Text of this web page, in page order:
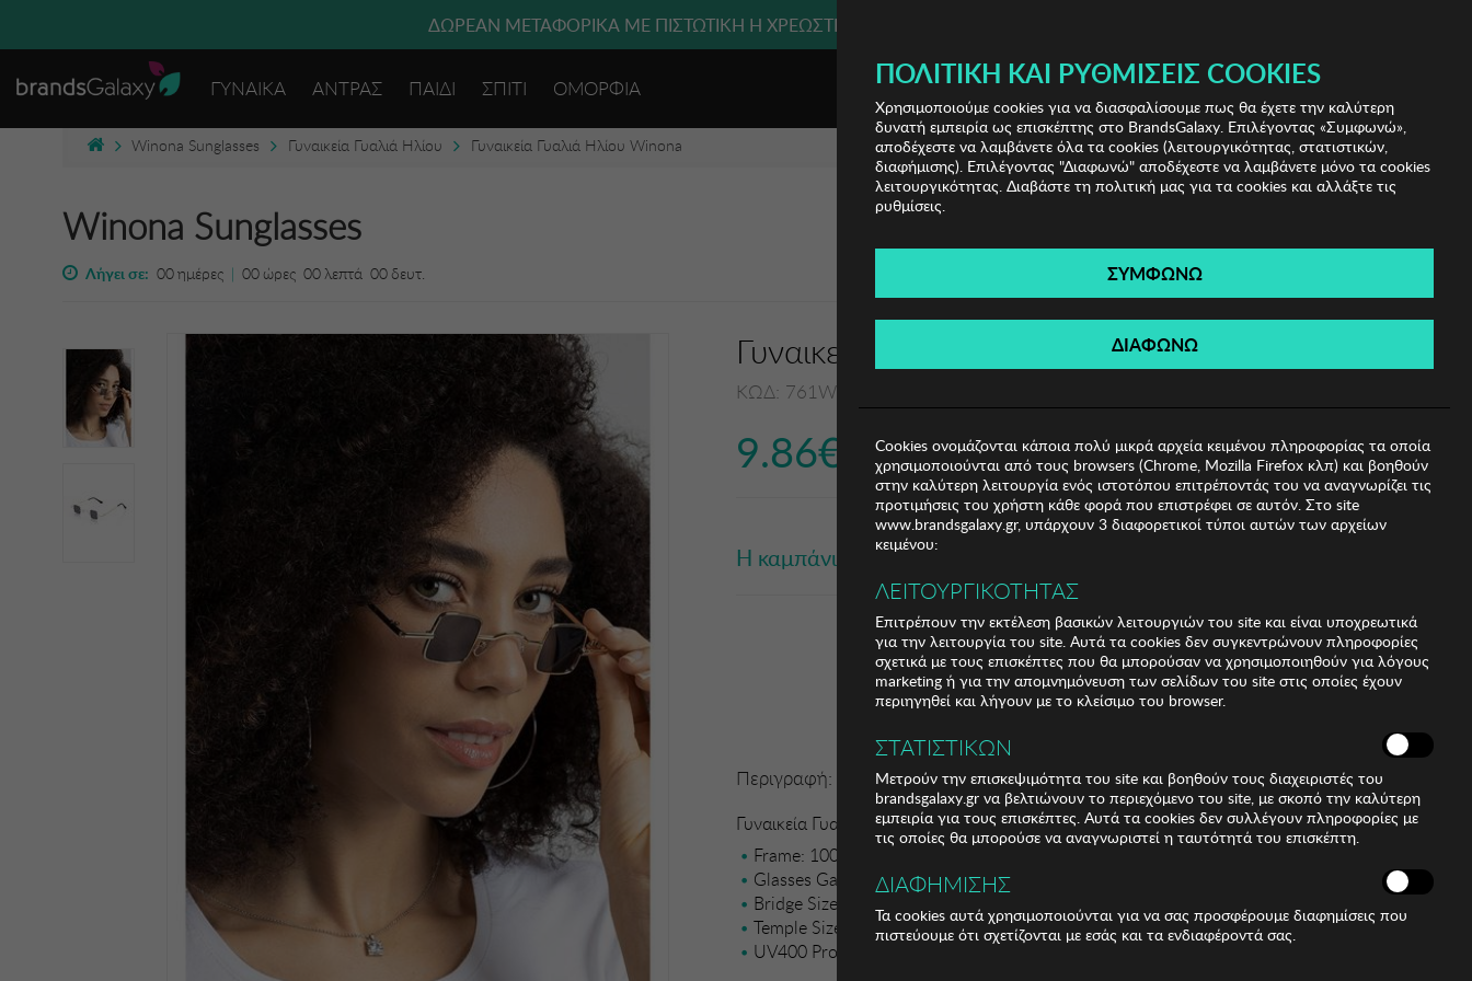
ΔΩΡΕΑΝ ΜΕΤΑΦΟΡΙΚΑ ΜΕ ΑΓΟΡΕΣ ΑΠΌ 49€ ΚΑΙ ΆΝΩ!
ΔΩΡΕΑΝ ΜΕΤΑΦΟΡΙΚΑ ΜΕ ΠΙΣΤΩΤΙΚΗ Ή ΧΡΕΩΣΤΙΚΗ ΚΑΡΤΑ, PAYPAL & IRIS!
ΓΥΝΑΙΚΑ ΑΝΤΡΑΣ ΠΑΙΔΙ ΣΠΙΤΙ ΟΜΟΡΦΙΑ (0)
Winona Sunglasses Γυναικεία Γυαλιά Ηλίου Γυναικεία Γυαλιά Ηλίου Winona
Winona Sunglasses
Λήγει σε: 00ημέρες | 00 ώρες 00λεπτά 00 δευτ.
Γυναικεία Γυαλιά Ηλίου Winona
ΚΩΔ: 761WNA1196
9.86€
Η καμπάνια έχει λήξει
Περιγραφή:
Γυναικεία Γυαλιά Ηλίου Winona
Frame: 100% PLASTIC
Glasses Gauge Size: 49 mm
Bridge Size: 14 mm
Temple Size: 150 mm
UV400 Protection
ΠΟΛΙΤΙΚΉ ΚΑΙ ΡΥΘΜΊΣΕΙΣ COOKIES
Χρησιμοποιούμε cookies για να διασφαλίσουμε πως θα έχετε την καλύτερη
δυνατή εμπειρία ως επισκέπτης στο BrandsGalaxy. Επιλέγοντας «Συμφωνώ»,
αποδέχεστε να λαμβάνετε όλα τα cookies (λειτουργικότητας, στατιστικών,
διαφήμισης). Επιλέγοντας "Διαφωνώ" αποδέχεστε να λαμβάνετε μόνο τα cookies
λειτουργικότητας. Διαβάστε τη πολιτική μας για τα cookies και αλλάξτε τις
ρυθμίσεις.
ΣΥΜΦΩΝΩ
ΔΙΑΦΩΝΩ
Cookies ονομάζονται κάποια πολύ μικρά αρχεία κειμένου πληροφορίας τα οποία
χρησιμοποιούνται από τους browsers (Chrome, Mozilla Firefox κλπ) και βοηθούν
στην καλύτερη λειτουργία ενός ιστοτόπου επιτρέποντάς του να αναγνωρίζει τις
προτιμήσεις του χρήστη κάθε φορά που επιστρέφει σε αυτόν. Στο site
www.brandsgalaxy.gr, υπάρχουν 3 διαφορετικοί τύποι αυτών των αρχείων
κειμένου:
ΛΕΙΤΟΥΡΓΙΚΟΤΗΤΑΣ
Επιτρέπουν την εκτέλεση βασικών λειτουργιών του site και είναι υποχρεωτικά
για την λειτουργία του site. Αυτά τα cookies δεν συγκεντρώνουν πληροφορίες
σχετικά με τους επισκέπτες που θα μπορούσαν να χρησιμοποιηθούν για λόγους
marketing ή για την απομνημόνευση των σελίδων του site στις οποίες έχουν
περιηγηθεί και λήγουν με το κλείσιμο του browser.
ΣΤΑΤΙΣΤΙΚΩΝ
Μετρούν την επισκεψιμότητα του site και βοηθούν τους διαχειριστές του
brandsgalaxy.gr να βελτιώνουν το περιεχόμενο του site, με σκοπό την καλύτερη
εμπειρία για τους επισκέπτες. Αυτά τα cookies δεν συλλέγουν πληροφορίες με
τις οποίες θα μπορούσε να αναγνωριστεί η ταυτότητά του επισκέπτη.
ΔΙΑΦΗΜΙΣΗΣ
Τα cookies αυτά χρησιμοποιούνται για να σας προσφέρουμε διαφημίσεις που
πιστεύουμε ότι σχετίζονται με εσάς και τα ενδιαφέροντά σας.